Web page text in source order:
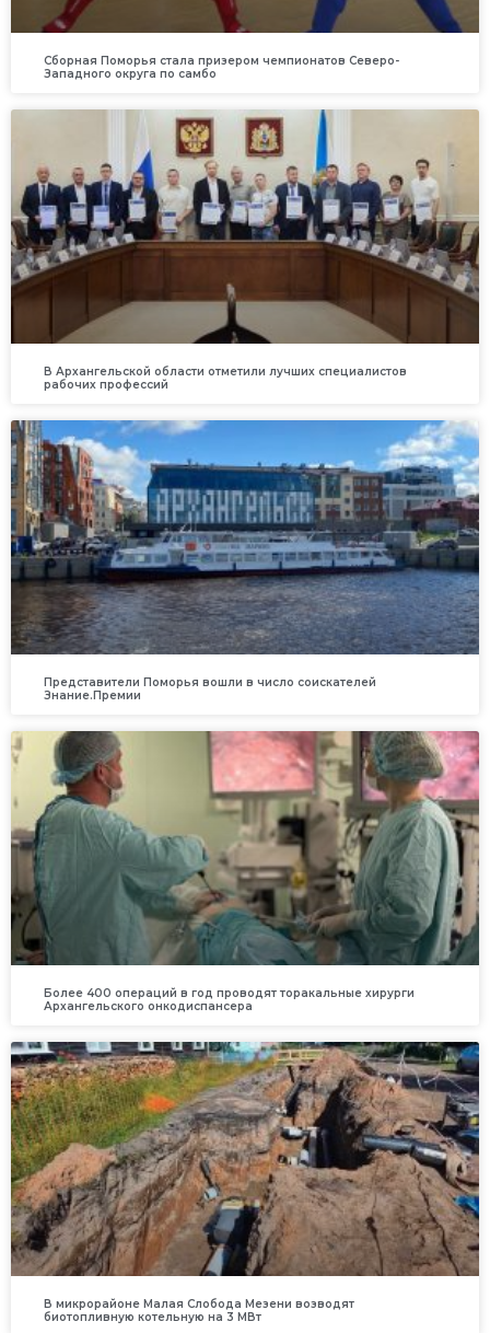
Сборная Поморья стала призером чемпионатов Северо-
Западного округа по самбо
В Архангельской области отметили лучших специалистов
рабочих профессий
Представители Поморья вошли в число соискателей
Знание.Премии
Более 400 операций в год проводят торакальные хирурги
Архангельского онкодиспансера
В микрорайоне Малая Слобода Мезени возводят
биотопливную котельную на 3 МВт